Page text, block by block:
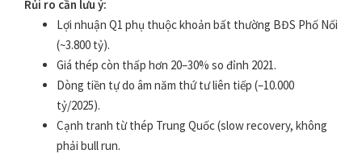
Rủi ro cần lưu ý:
Lợi nhuận Q1 phụ thuộc khoản bất thường BĐS Phố Nối
(~3.800 tỷ).
Giá thép còn thấp hơn 20–30% so đỉnh 2021.
Dòng tiền tự do âm năm thứ tư liên tiếp (–10.000
tỷ/2025).
Cạnh tranh từ thép Trung Quốc (slow recovery, không
phải bull run.